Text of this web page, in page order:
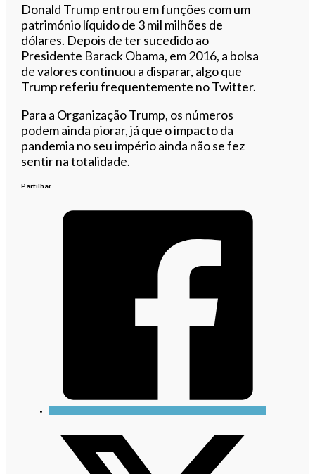
Donald Trump entrou em funções com um
património líquido de 3 mil milhões de
dólares. Depois de ter sucedido ao
Presidente Barack Obama, em 2016, a bolsa
de valores continuou a disparar, algo que
Trump referiu frequentemente no Twitter.
Para a Organização Trump, os números
podem ainda piorar, já que o impacto da
pandemia no seu império ainda não se fez
sentir na totalidade.
Partilhar